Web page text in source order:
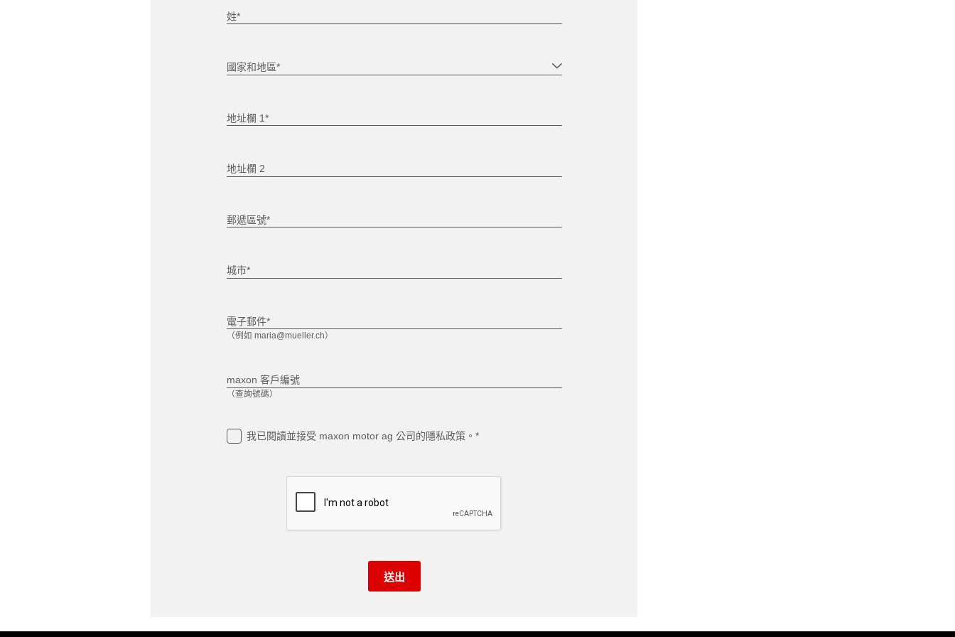
姓*
國家和地區*
地址欄 1*
地址欄 2
郵遞區號*
城市*
（例如 maria@mueller.ch）
電子郵件*
（查詢號碼）
maxon 客戶編號
我已閱讀並接受 maxon motor ag 公司的隱私政策。*
送出